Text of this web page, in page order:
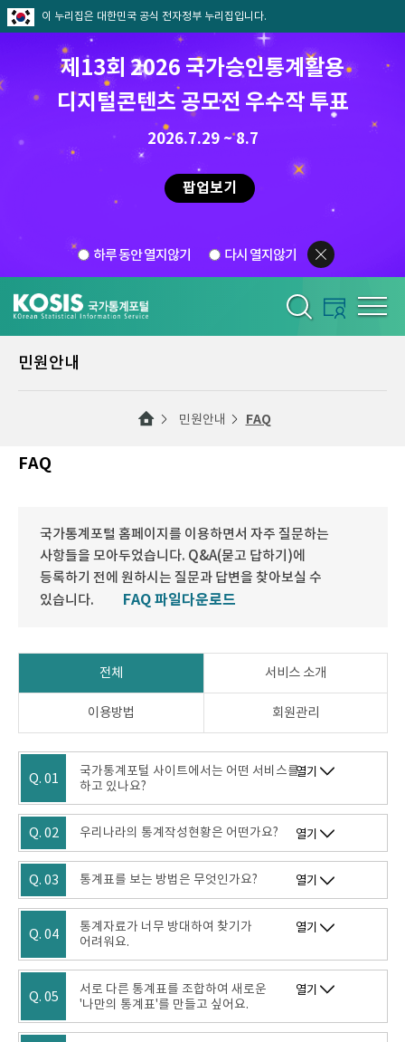
이 누리집은 대한민국 공식 전자정부 누리집입니다.
제13회 2026 국가승인통계활용
디지털콘텐츠 공모전 우수작 투표
2026.7.29 ~ 8.7
팝업보기
하루 동안 열지않기 다시 열지않기
민원안내
민원안내 FAQ
FAQ
국가통계포털 홈페이지를 이용하면서 자주 질문하는
사항들을 모아두었습니다. Q&A(묻고 답하기)에
등록하기 전에 원하시는 질문과 답변을 찾아보실 수
있습니다.
FAQ 파일다운로드
전체 서비스 소개
이용방법 회원관리
Q. 01
국가통계포털 사이트에서는 어떤 서비스를
하고 있나요?
열기
Q. 02 우리나라의 통계작성현황은 어떤가요? 열기
Q. 03 통계표를 보는 방법은 무엇인가요? 열기
Q. 04
통계자료가 너무 방대하여 찾기가
어려워요.
열기
Q. 05
서로 다른 통계표를 조합하여 새로운
'나만의 통계표'를 만들고 싶어요.
열기